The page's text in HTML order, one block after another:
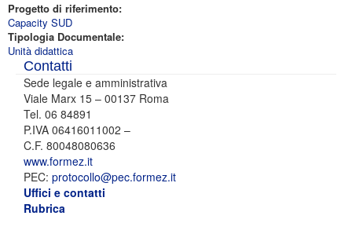
Progetto di riferimento:
Capacity SUD
Tipologia Documentale:
Unità didattica
Contatti
Sede legale e amministrativa
Viale Marx 15 – 00137 Roma
Tel. 06 84891
P.IVA 06416011002 –
C.F. 80048080636
www.formez.it
PEC: protocollo@pec.formez.it
Uffici e contatti
Rubrica